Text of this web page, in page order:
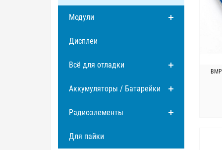
Модули
Дисплеи
Всё для отладки
Аккумуляторы / Батарейки
Радиоэлементы
Для пайки